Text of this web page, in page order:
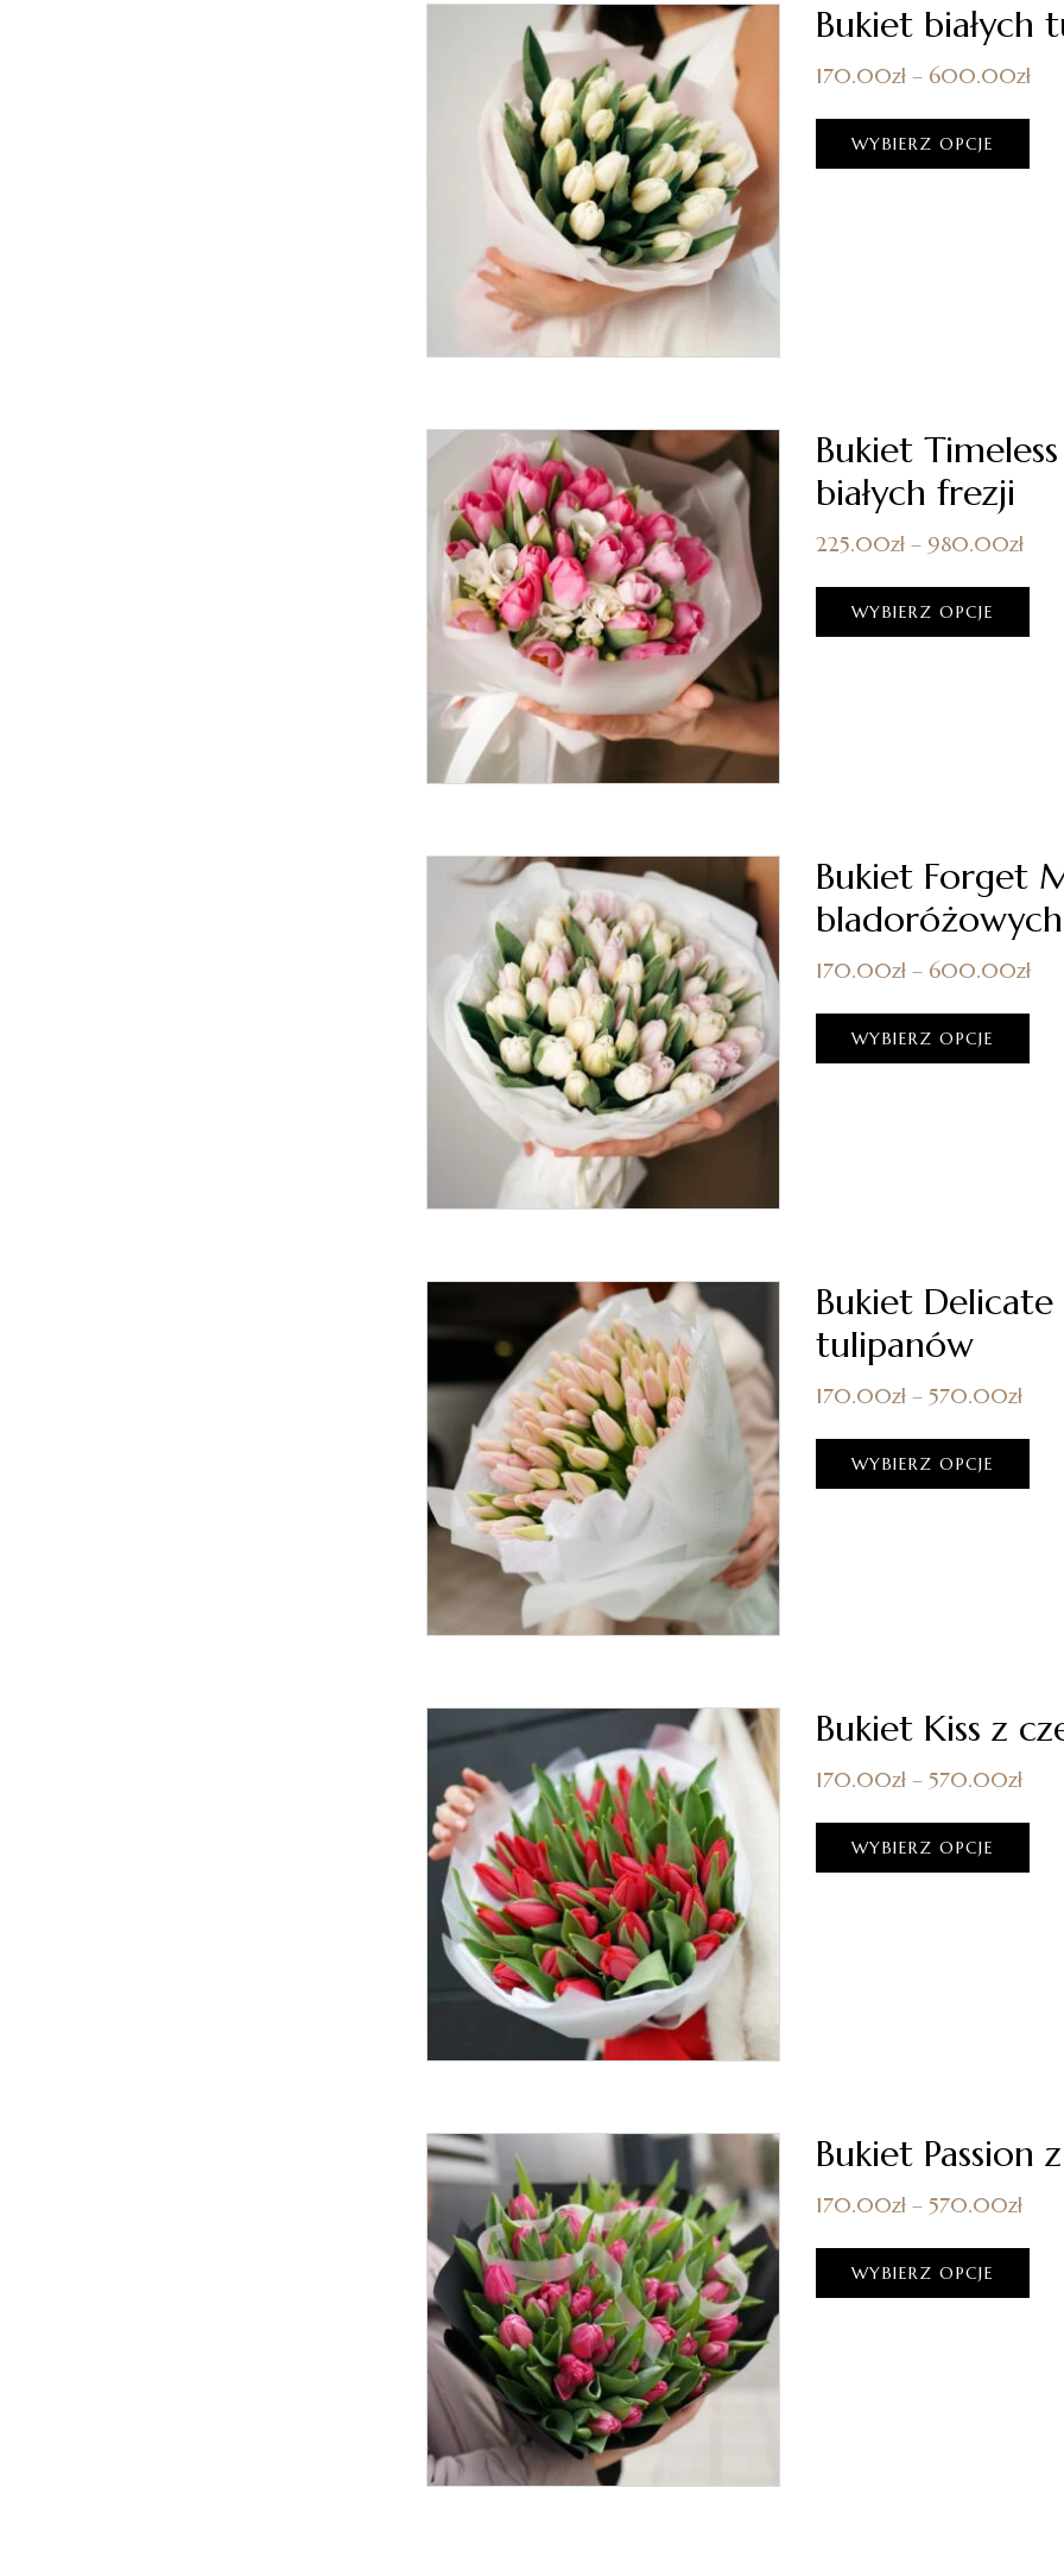
Bukiet białych
170.00zł– 600.00zł
WYBIERZ OPCJE
Bukiet
białych frezji
225.00zł– 980.00zł
WYBIERZ OPCJE
Bukiet Forget
170.00zł– 600.00zł
WYBIERZ OPCJE
Bukiet
tulipanów
170.00zł– 570.00zł
WYBIERZ OPCJE
Bukiet Kiss z
170.00zł– 570.00zł
WYBIERZ OPCJE
Bukiet
170.00zł– 570.00zł
WYBIERZ OPCJE